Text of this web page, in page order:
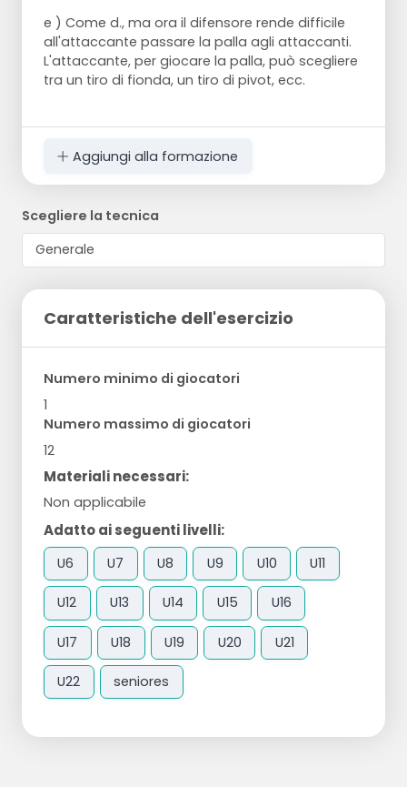
e ) Come d., ma ora il difensore rende difficile
all'attaccante passare la palla agli attaccanti.
L'attaccante, per giocare la palla, può scegliere
tra un tiro di fionda, un tiro di pivot, ecc.
Aggiungi alla formazione
Scegliere la tecnica
Caratteristiche dell'esercizio
Numero minimo di giocatori
1
Numero massimo di giocatori
12
Materiali necessari:
Non applicabile
Adatto ai seguenti livelli:
U6 U7 U8 U9 U10 U11
U12 U13 U14 U15 U16
U17 U18 U19 U20 U21
U22 seniores